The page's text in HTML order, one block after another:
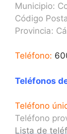
Municipio:
Código
Provincia:
Teléfono:
Teléfonos
Teléfono
Teléfono
Lista de